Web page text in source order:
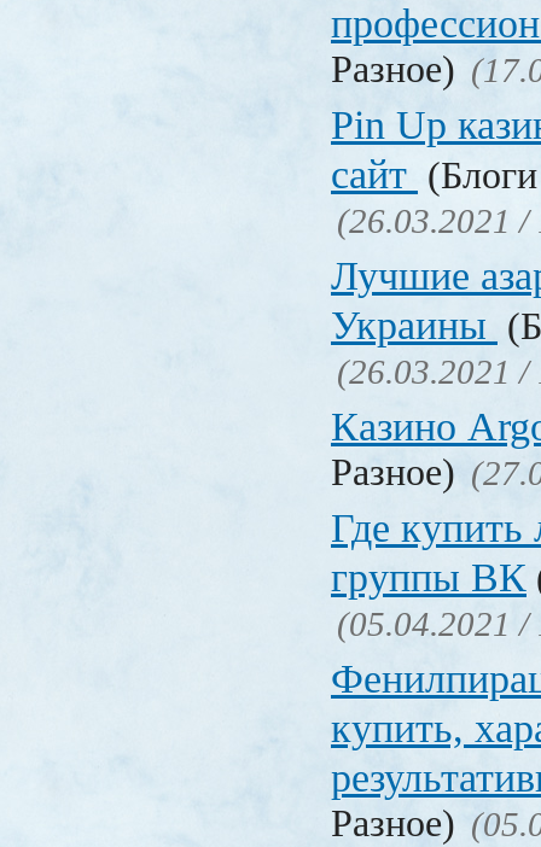
Разное)
Pin Up
сайт
(26.03.2021 /
Лучшие
Украины
(26.03.2021 /
Казино
Разное)
Где купить
группы ВК
(05.04.2021 /
купить,
Разное)